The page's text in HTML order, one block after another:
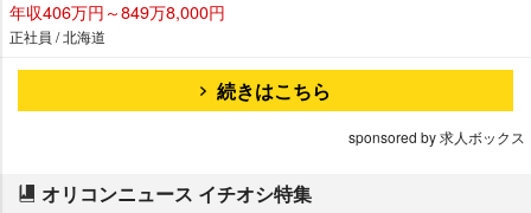
年収406万円～849万8,000円
正社員 / 北海道
続きはこちら
sponsored by 求人ボックス
オリコンニュース イチオシ特集